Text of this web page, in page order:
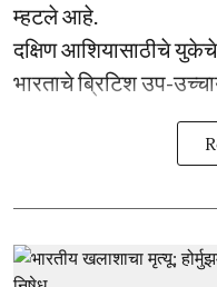
म्हटले आहे.
दक्षिण आशियासाठीचे
भारताचे ब्रिटिश उप-